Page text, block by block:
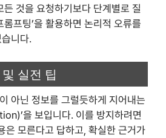
든 것을 요청하기보다 단계별로 질
롬프팅’을 활용하면 논리적 오류를
니다.
실전 팁
아닌 정보를 그럴듯하게 지어내는
을 보입니다. 이를 방지하려면
은 모른다고 답하고, 확실한 근거가